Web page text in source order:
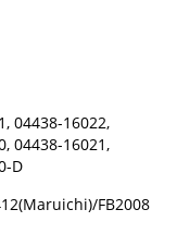
04438-16022,
04438-16021,
D
FB2008